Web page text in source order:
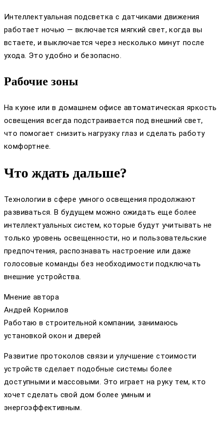
Интеллектуальная подсветка с датчиками движения
работает ночью — включается мягкий свет, когда вы
встаете, и выключается через несколько минут после
ухода. Это удобно и безопасно.
Рабочие зоны
На кухне или в домашнем офисе автоматическая яркость
освещения всегда подстраивается под внешний свет,
что помогает снизить нагрузку глаз и сделать работу
комфортнее.
Что ждать дальше?
Технологии в сфере умного освещения продолжают
развиваться. В будущем можно ожидать еще более
интеллектуальных систем, которые будут учитывать не
только уровень освещенности, но и пользовательские
предпочтения, распознавать настроение или даже
голосовые команды без необходимости подключать
внешние устройства.
Мнение автора
Андрей Корнилов
Работаю в строительной компании, занимаюсь
установкой окон и дверей
Развитие протоколов связи и улучшение стоимости
устройств сделает подобные системы более
доступными и массовыми. Это играет на руку тем, кто
хочет сделать свой дом более умным и
энергоэффективным.